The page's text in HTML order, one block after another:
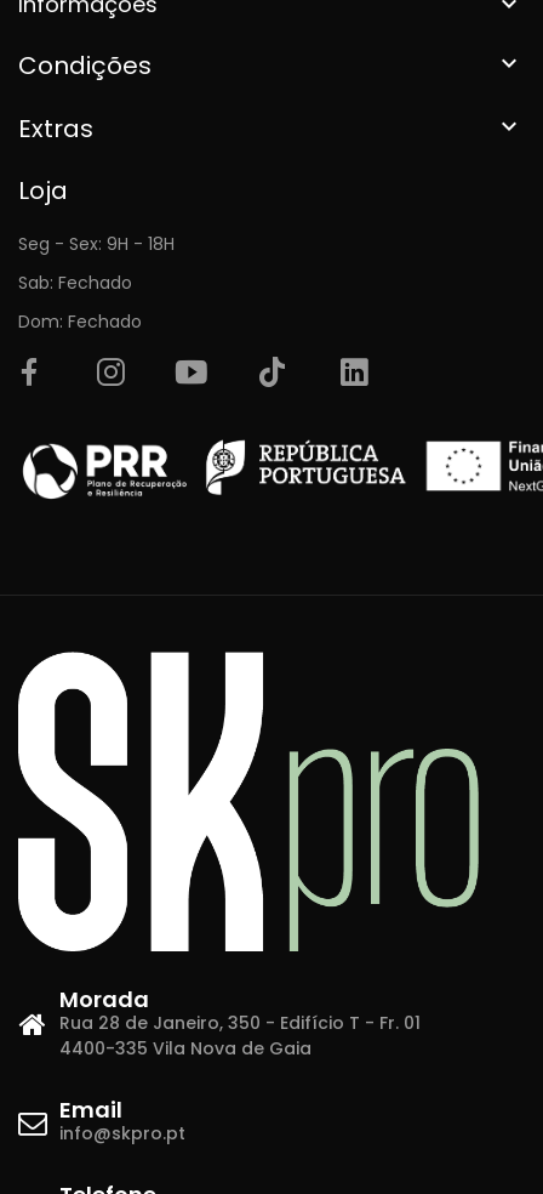
Condições 
Extras 
Loja
Seg - Sex: 9H - 18H
Sab: Fechado
Dom: Fechado
Morada
Rua 28 de Janeiro, 350 - Edifício T - Fr. 01
4400-335 Vila Nova de Gaia
Email
info@skpro.pt